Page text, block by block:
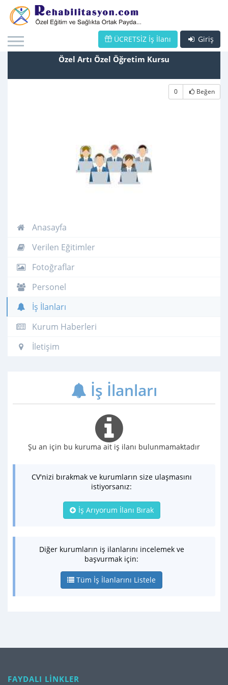
Giriş
ÜCRETSİZ İş İlanı
Özel Artı Özel Öğretim Kursu
0 Beğen
Anasayfa
Verilen Eğitimler
Fotoğraflar
Personel
İş İlanları
Kurum Haberleri
İletişim
İş İlanları
Şu an için bu kuruma ait iş ilanı bulunmamaktadır
CV'nizi bırakmak ve kurumların size ulaşmasını
istiyorsanız:
İş Arıyorum İlanı Bırak
Diğer kurumların iş ilanlarını incelemek ve
başvurmak için:
Tüm İş İlanlarını Listele
FAYDALI LİNKLER